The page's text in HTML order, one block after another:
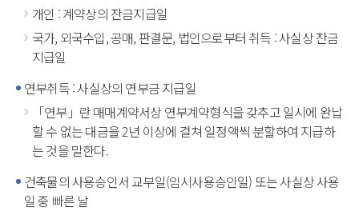
개인 : 계약상의 잔금지급일
국가, 외국수입, 공매, 판결문, 법인으로부터 취득 : 사실상 잔금
지급일
연부취득 : 사실상의 연부금 지급일
「연부」란 매매계약서상 연부계약형식을 갖추고 일시에 완납
할 수 없는 대금을 2년 이상에 걸쳐 일정액씩 분할하여 지급하
는 것을 말한다.
건축물의 사용승인서 교부일(임시사용승인일) 또는 사실상 사용
일 중 빠른 날